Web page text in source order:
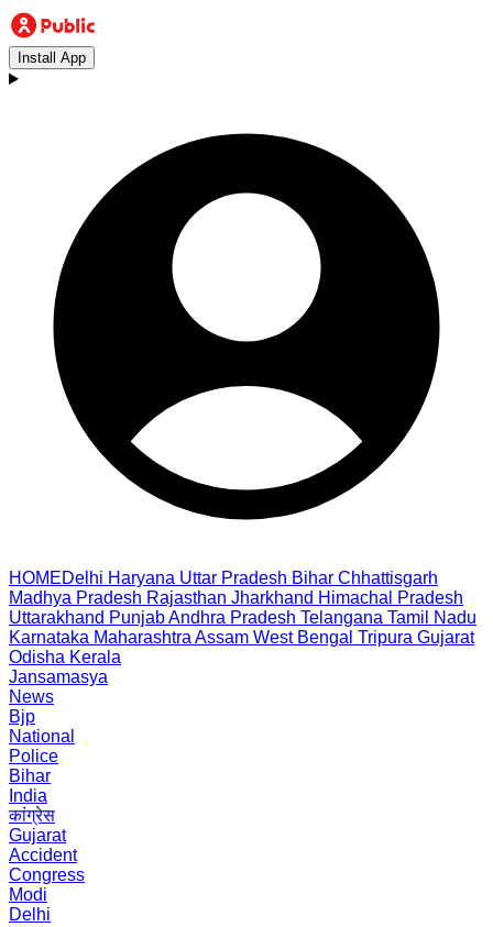
Install App
HOMEDelhi Haryana Uttar Pradesh Bihar Chhattisgarh
Madhya Pradesh Rajasthan Jharkhand Himachal Pradesh
Uttarakhand PunjabAndhra Pradesh Telangana Tamil Nadu
Karnataka Maharashtra Assam West Bengal Tripura Gujarat
Odisha Kerala
Jansamasya
News
Bjp
National
Police
Bihar
India
कांग्रेस
Gujarat
Accident
Congress
Modi
Delhi